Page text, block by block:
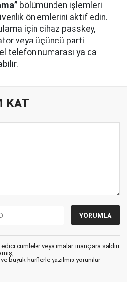
bölümünden işlemleri
önlemlerini aktif edin.
için cihaz passkey,
veya üçüncü parti
telefon numarası ya da
KAT
cümleler veya imalar, inançlara saldırı
büyük harflerle yazılmış yorumlar